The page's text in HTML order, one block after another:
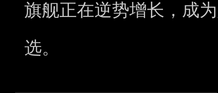
旗舰正在逆势增长，成
选。